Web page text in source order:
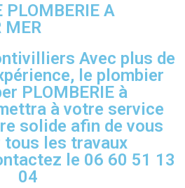
PLOMBERIE A
MER
Avec plus de
le plombier
PLOMBERIE à
à votre service
solide afin de vous
les travaux
le 06 60 51 13
04